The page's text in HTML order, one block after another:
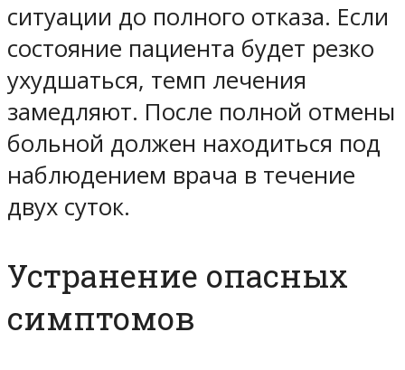
ситуации до полного отказа. Если
состояние пациента будет резко
ухудшаться, темп лечения
замедляют. После полной отмены
больной должен находиться под
наблюдением врача в течение
двух суток.
Устранение опасных
симптомов